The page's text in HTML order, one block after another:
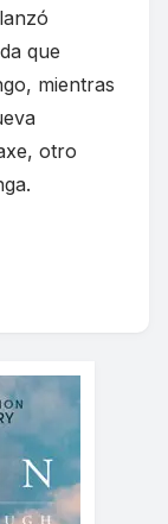
que
mientras
otro